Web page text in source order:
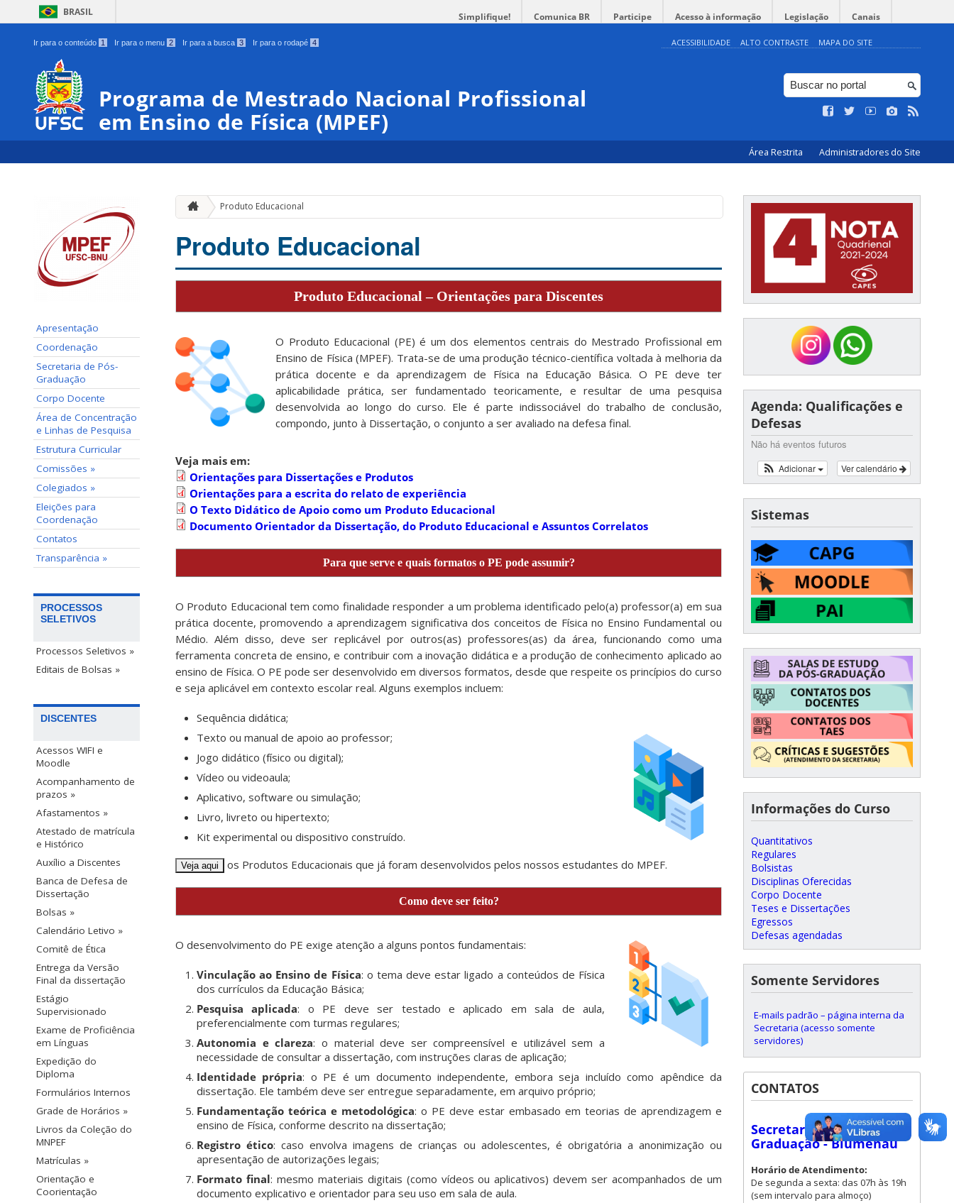
BRASIL Simplifique! Comunica BR Participe Acesso à informação Legislação Canais
Ir para o conteúdo 1 Ir para o menu 2 Ir para a busca 3 Ir para o rodapé 4 ACESSIBILIDADE ALTO CONTRASTE MAPA DO SITE
Programa de Mestrado Nacional Profissional
em Ensino de Física (MPEF)
Área Restrita Administradores do Site
Apresentação
Coordenação
Secretaria de Pós-
Graduação
Corpo Docente
Área de Concentração
e Linhas de Pesquisa
Estrutura Curricular
Comissões »
Colegiados »
Eleições para
Coordenação
Contatos
Transparência »
PROCESSOS
SELETIVOS
Processos Seletivos »
Editais de Bolsas »
DISCENTES
Acessos WIFI e
Moodle
Acompanhamento de
prazos »
Afastamentos »
Atestado de matrícula
e Histórico
Auxílio a Discentes
Banca de Defesa de
Dissertação
Bolsas »
Calendário Letivo »
Comitê de Ética
Entrega da Versão
Final da dissertação
Estágio
Supervisionado
Exame de Proficiência
em Línguas
Expedição do
Diploma
Formulários Internos
Grade de Horários »
Livros da Coleção do
MNPEF
Matrículas »
Orientação e
Coorientação
Produto Educacional
Produto Educacional
Produto Educacional – Orientações para Discentes
O Produto Educacional (PE) é um dos elementos centrais do Mestrado Profissional em
Ensino de Física (MPEF). Trata-se de uma produção técnico-científica voltada à melhoria da
prática docente e da aprendizagem de Física na Educação Básica. O PE deve ter
aplicabilidade prática, ser fundamentado teoricamente, e resultar de uma pesquisa
desenvolvida ao longo do curso. Ele é parte indissociável do trabalho de conclusão,
compondo, junto à Dissertação, o conjunto a ser avaliado na defesa final​.
Veja mais em:
Orientações para Dissertações e Produtos
Orientações para a escrita do relato de experiência
O Texto Didático de Apoio como um Produto Educacional
Documento Orientador da Dissertação, do Produto Educacional e Assuntos Correlatos
Para que serve e quais formatos o PE pode assumir?
O Produto Educacional tem como finalidade responder a um problema identificado pelo(a) professor(a) em sua
prática docente, promovendo a aprendizagem significativa dos conceitos de Física no Ensino Fundamental ou
Médio. Além disso, deve ser replicável por outros(as) professores(as) da área, funcionando como uma
ferramenta concreta de ensino, e contribuir com a inovação didática e a produção de conhecimento aplicado ao
ensino de Física. O PE pode ser desenvolvido em diversos formatos, desde que respeite os princípios do curso
e seja aplicável em contexto escolar real. Alguns exemplos incluem:
Sequência didática;
Texto ou manual de apoio ao professor;
Jogo didático (físico ou digital);
Vídeo ou videoaula;
Aplicativo, software ou simulação;
Livro, livreto ou hipertexto;
Kit experimental ou dispositivo construído.
Veja aqui os Produtos Educacionais que já foram desenvolvidos pelos nossos estudantes do MPEF.
Como deve ser feito?
O desenvolvimento do PE exige atenção a alguns pontos fundamentais:
Vinculação ao Ensino de Física: o tema deve estar ligado a conteúdos de Física
dos currículos da Educação Básica;
Pesquisa aplicada: o PE deve ser testado e aplicado em sala de aula,
preferencialmente com turmas regulares;
Autonomia e clareza: o material deve ser compreensível e utilizável sem a
necessidade de consultar a dissertação, com instruções claras de aplicação;
Identidade própria: o PE é um documento independente, embora seja incluído como apêndice da
dissertação. Ele também deve ser entregue separadamente, em arquivo próprio;
Fundamentação teórica e metodológica: o PE deve estar embasado em teorias de aprendizagem e
ensino de Física, conforme descrito na dissertação;
Registro ético: caso envolva imagens de crianças ou adolescentes, é obrigatória a anonimização ou
apresentação de autorizações legais​;
Formato final: mesmo materiais digitais (como vídeos ou aplicativos) devem ser acompanhados de um
documento explicativo e orientador para seu uso em sala de aula.
Agenda: Qualificações e
Defesas
Não há eventos futuros
Ver calendário
Adicionar
Sistemas
Informações do Curso
Quantitativos
Regulares
Bolsistas
Disciplinas Oferecidas
Corpo Docente
Teses e Dissertações
Egressos
Defesas agendadas
Somente Servidores
E-mails padrão – página interna da
Secretaria (acesso somente
servidores)
CONTATOS
Secretaria de Pós-
Graduação - Blumenau
Horário de Atendimento:
De segunda a sexta: das 07h às 19h
(sem intervalo para almoço)